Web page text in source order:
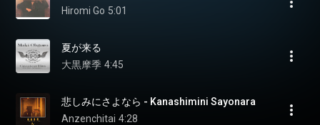
Hiromi Go 5:01
夏が来る
大黒摩季 4:45
悲しみにさよなら - Kanashimini Sayonara
Anzenchitai 4:28